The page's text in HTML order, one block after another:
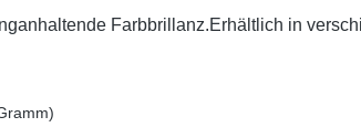
Farbbrillanz.Erhältlich in